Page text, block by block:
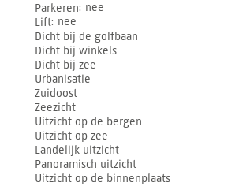
Parkeren nee
Lift nee
Dicht bij de golfbaan
Dicht bij winkels
Dicht bij zee
Urbanisatie
Zuidoost
Zeezicht
Uitzicht op de bergen
Uitzicht op zee
Landelijk uitzicht
Panoramisch uitzicht
Uitzicht op de binnenplaats